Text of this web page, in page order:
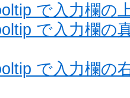
で入力欄の
で入力欄の
で入力欄の